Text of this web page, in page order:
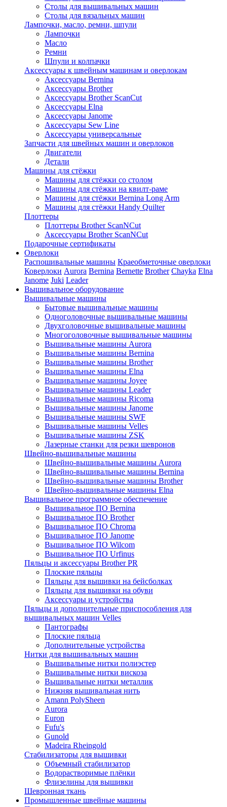
Столы для вышивальных машин
Столы для вязальных машин
Лампочки, масло, ремни, шпули
Лампочки
Масло
Ремни
Шпули и колпачки
Аксессуары к швейным машинам и оверлокам
Аксессуары Bernina
Аксессуары Brother
Аксессуары Brother ScanCut
Аксессуары Elna
Аксессуары Janome
Аксессуары Sew Line
Аксессуары универсальные
Запчасти для швейных машин и оверлоков
Двигатели
Детали
Машины для стёжки
Машины для стёжки со столом
Машины для стёжки на квилт-раме
Машины для стёжки Bernina Long Arm
Машины для стёжки Handy Quilter
Плоттеры
Плоттеры Brother ScanNCut
Аксессуары Brother ScanNCut
Подарочные сертификаты
Оверлоки
Распошивальные машины Краеобметочные оверлоки
Коверлоки Aurora Bernina Bernette Brother Chayka Elna
Janome Juki Leader
Вышивальное оборудование
Вышивальные машины
Бытовые вышивальные машины
Одноголовочные вышивальные машины
Двухголовочные вышивальные машины
Многоголовочные вышивальные машины
Вышивальные машины Aurora
Вышивальные машины Bernina
Вышивальные машины Brother
Вышивальные машины Elna
Вышивальные машины Joyee
Вышивальные машины Leader
Вышивальные машины Ricoma
Вышивальные машины Janome
Вышивальные машины SWF
Вышивальные машины Velles
Вышивальные машины ZSK
Лазерные станки для резки шевронов
Швейно-вышивальные машины
Швейно-вышивальные машины Aurora
Швейно-вышивальные машины Bernina
Швейно-вышивальные машины Brother
Швейно-вышивальные машины Elna
Вышивальное программное обеспечение
Вышивальное ПО Bernina
Вышивальное ПО Brother
Вышивальное ПО Chroma
Вышивальное ПО Janome
Вышивальное ПО Wilcom
Вышивальное ПО Urfinus
Пяльцы и аксессуары Brother PR
Плоские пяльцы
Пяльцы для вышивки на бейсболках
Пяльцы для вышивки на обуви
Аксессуары и устройства
Пяльцы и дополнительные приспособления для
вышивальных машин Velles
Пантографы
Плоские пяльца
Дополнительные устройства
Нитки для вышивальных машин
Вышивальные нитки полиэстер
Вышивальные нитки вискоза
Вышивальные нитки металлик
Нижняя вышивальная нить
Amann PolySheen
Aurora
Euron
Fufu's
Gunold
Madeira Rheingold
Стабилизаторы для вышивки
Объемный стабилизатор
Водорастворимые плёнки
Флизелины для вышивки
Шевронная ткань
Промышленные швейные машины